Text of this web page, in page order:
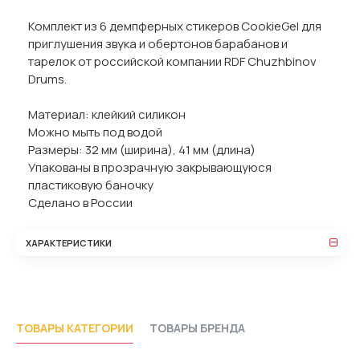
Комплект из 6 демпферных стикеров CookieGel для
приглушения звука и обертонов барабанов и
тарелок от российской компании RDF Chuzhbinov
Drums.
Материал: клейкий силикон
Можно мыть под водой
Размеры: 32 мм (ширина), 41 мм (длина)
Упакованы в прозрачную закрывающуюся
пластиковую баночку
Сделано в России
ХАРАКТЕРИСТИКИ
ТОВАРЫ КАТЕГОРИИ ТОВАРЫ БРЕНДА